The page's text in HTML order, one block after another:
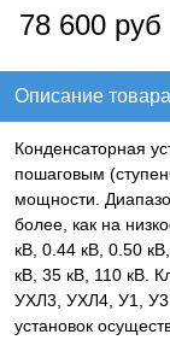
78 600 руб
Описание товара
Конденсаторная
пошаговым
мощности.
более, как на
кВ, 0.44 кВ, 0.50
кВ, 35 кВ, 110 кВ.
УХЛ3, УХЛ4, У1, У3
установок